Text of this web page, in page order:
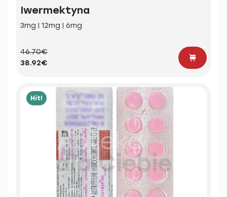
Iwermektyna
3mg | 12mg | 6mg
46.70€
38.92€
Hit!